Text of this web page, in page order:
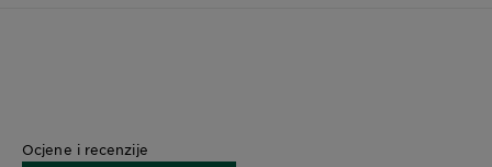
Ocjene i recenzije